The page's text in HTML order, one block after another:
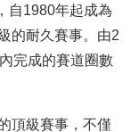
自1980年起成為
的耐久賽事。由2
完成的賽道圈數
頂級賽事，不僅